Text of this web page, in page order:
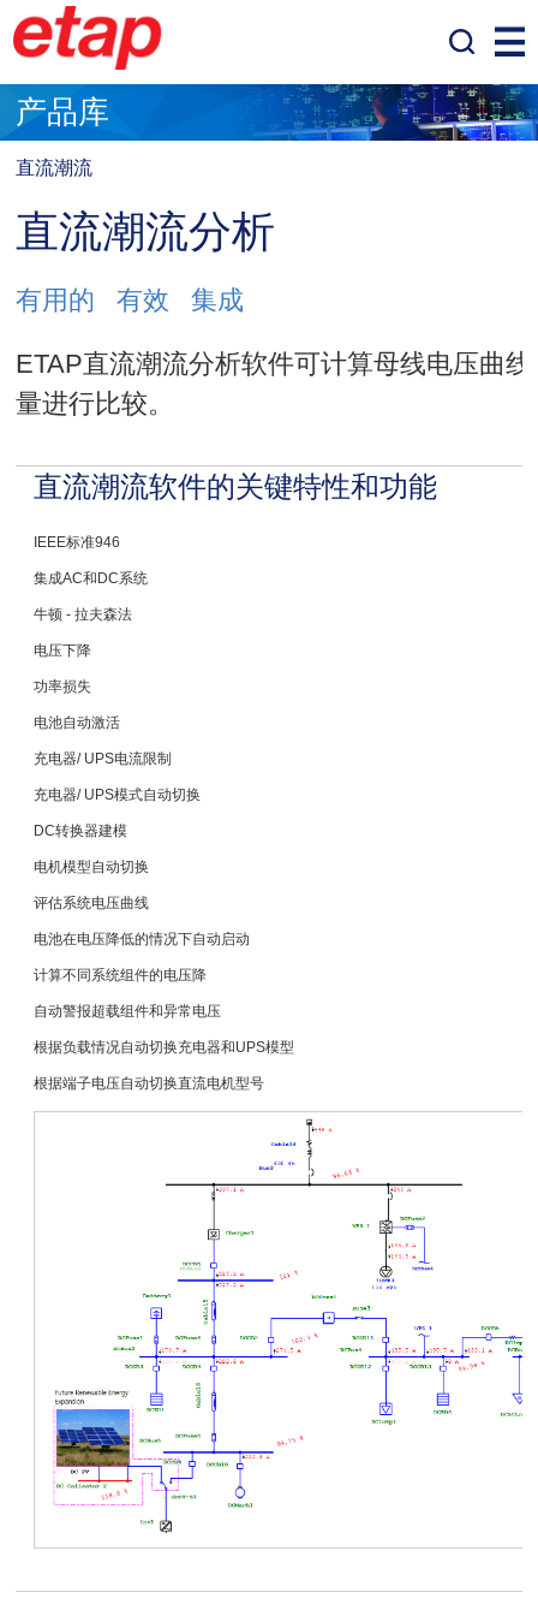
产品库
直流潮流
直流潮流分析
有用的 有效 集成
ETAP直流潮流分析软件可计算母线电压曲
量进行比较。
直流潮流软件的关键特性和功能
IEEE标准946
集成AC和DC系统
牛顿 - 拉夫森法
电压下降
功率损失
电池自动激活
充电器/ UPS电流限制
充电器/ UPS模式自动切换
DC转换器建模
电机模型自动切换
评估系统电压曲线
电池在电压降低的情况下自动启动
计算不同系统组件的电压降
自动警报超载组件和异常电压
根据负载情况自动切换充电器和UPS模型
根据端子电压自动切换直流电机型号